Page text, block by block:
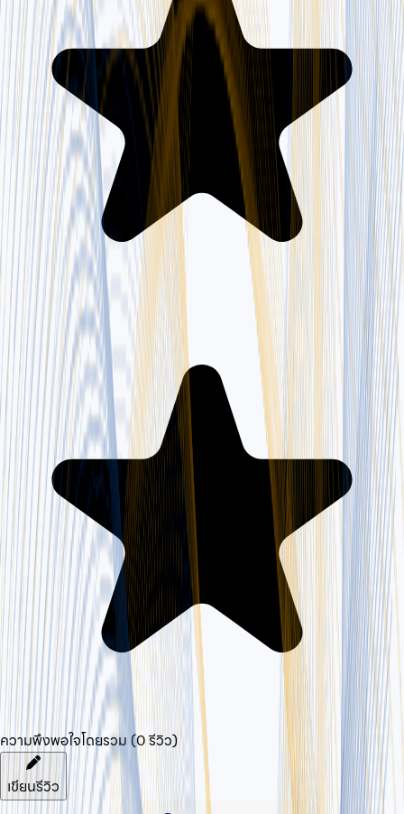
ความพึงพอใจโดยรวม (0รีวิว)
เขียนรีวิว